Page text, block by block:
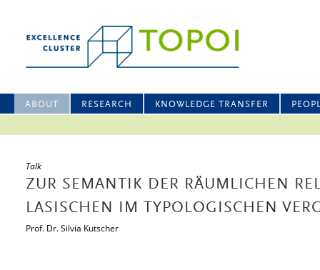
ABOUT RESEARCH KNOWLEDGE TRANSFER
Talk
ZUR SEMANTIK DER RÄUMLICHEN
LASISCHEN IM TYPOLOGISCHEN
Prof. Dr. Silvia Kutscher